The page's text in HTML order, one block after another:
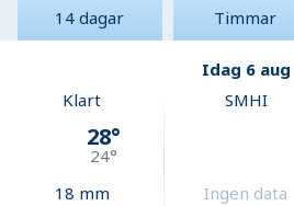
14 dagar Timmar
Idag 6 aug
Klart
28°
24°
18 mm
SMHI
Ingen data